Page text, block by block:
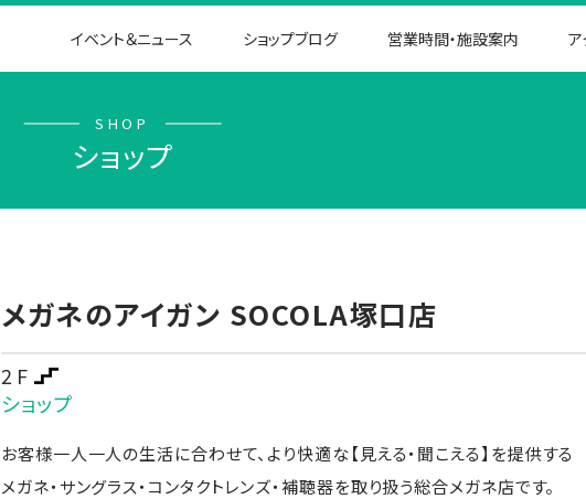
イベント＆ニュース ショップブログ 営業時間・施設案内 ア
SHOP
ショップ
メガネのアイガン SOCOLA塚口店
2F
ショップ
お客様一人一人の生活に合わせて、より快適な【見える・聞こえる】を提供する
メガネ・サングラス・コンタクトレンズ・補聴器を取り扱う総合メガネ店です。